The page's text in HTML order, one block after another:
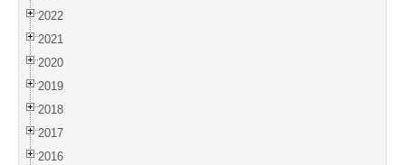
2022
2021
2020
2019
2018
2017
2016